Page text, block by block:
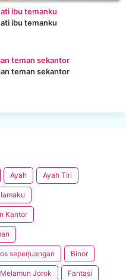
ibu temanku
ibu temanku
teman sekantor
teman sekantor
Ayah Ayah Tiri
Kantor
seperjuangan Binor
Jorok Fantasi